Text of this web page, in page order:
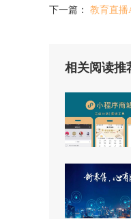
下一篇： 教育直播
相关阅读推